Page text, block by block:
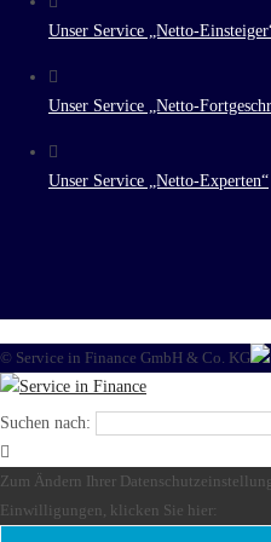
Unser Service „Netto-
Unser Service „Netto-
Unser Service „Netto-Experten“
© Service in Finance GmbH & Co. KG
Suchen nach:
Zum Ändern Ihrer
Einwilligungen, klicken Sie hier: